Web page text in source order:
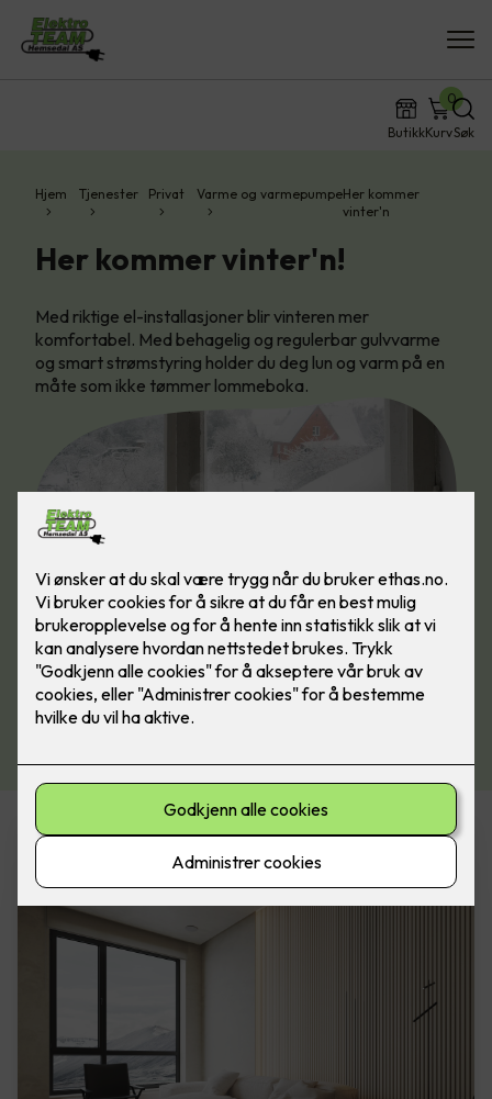
ButikkKurv
0
Søk
Hjem Tjenester Privat Varme og varmepumpeHer kommer
vinter'n
Her kommer vinter'n!
Med riktige el-installasjoner blir vinteren mer
komfortabel. Med behagelig og regulerbar gulvvarme
og smart strømstyring holder du deg lun og varm på en
måte som ikke tømmer lommeboka.
Varmeprodukter i vår nettbutikk